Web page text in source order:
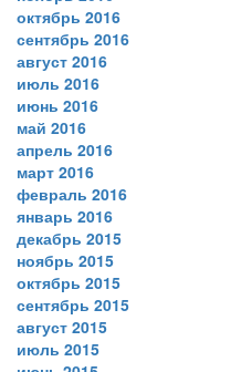
октябрь 2016
сентябрь 2016
август 2016
июль 2016
июнь 2016
май 2016
апрель 2016
март 2016
февраль 2016
январь 2016
декабрь 2015
ноябрь 2015
октябрь 2015
сентябрь 2015
август 2015
июль 2015